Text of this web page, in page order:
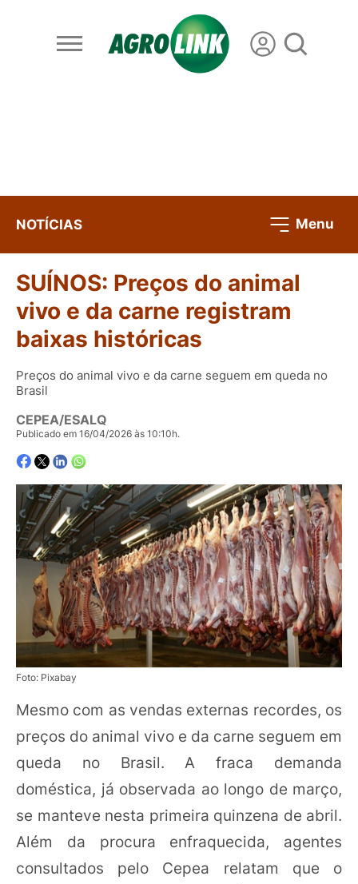
NOTÍCIAS Menu
SUÍNOS: Preços do animal
vivo e da carne registram
baixas históricas
Preços do animal vivo e da carne seguem em queda no
Brasil
CEPEA/ESALQ
Publicado em 16/04/2026 às 10:10h.
Foto: Pixabay
Mesmo com as vendas externas recordes, os
preços do animal vivo e da carne seguem em
queda no Brasil. A fraca demanda
doméstica, já observada ao longo de março,
se manteve nesta primeira quinzena de abril.
Além da procura enfraquecida, agentes
consultados pelo Cepea relatam que o